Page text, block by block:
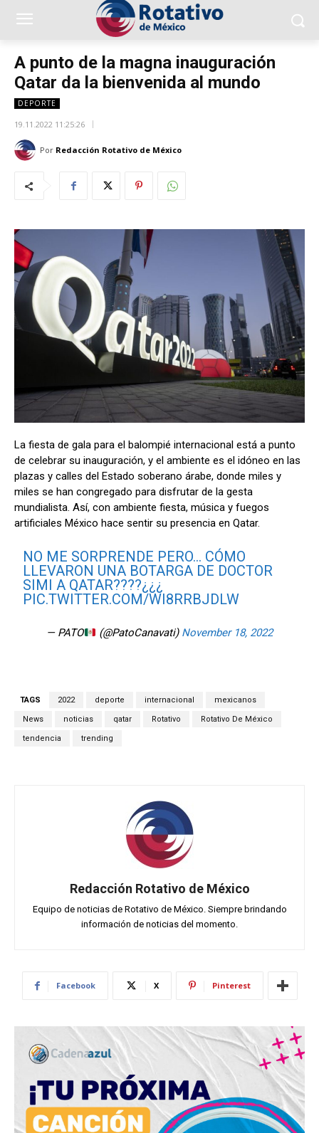
A punto de la magna inauguración
Qatar da la bienvenida al mundo
DEPORTE
19.11.2022 11:25:26
Por Redacción Rotativo de México
La fiesta de gala para el balompié internacional está a punto
de celebrar su inauguración, y el ambiente es el idóneo en las
plazas y calles del Estado soberano árabe, donde miles y
miles se han congregado para disfrutar de la gesta
mundialista. Así, con ambiente fiesta, música y fuegos
artificiales México hace sentir su presencia en Qatar.
NO ME SORPRENDE PERO… CÓMO
LLEVARON UNA BOTARGA DE DOCTOR
SIMI A QATAR????¿¿¿
PIC.TWITTER.COM/WI8RRBJDLW
— PATO (@PatoCanavati) November 18, 2022
TAGS 2022 deporte internacional mexicanos
News noticias qatar Rotativo Rotativo De México
tendencia trending
Redacción Rotativo de México
Equipo de noticias de Rotativo de México. Siempre brindando
información de noticias del momento.
Facebook X Pinterest